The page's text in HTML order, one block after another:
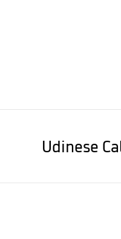
Udinese